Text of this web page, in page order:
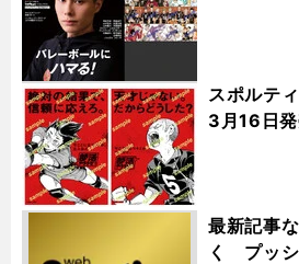
スポルテ
3月16日
最新記事
く プッシ